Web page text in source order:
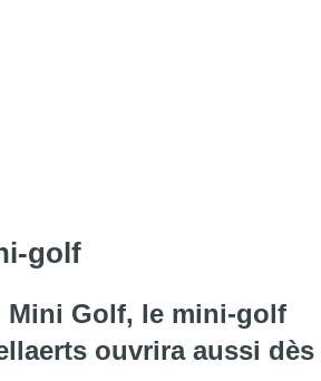
golf
Mini Golf, le mini-golf
ouvrira aussi dès